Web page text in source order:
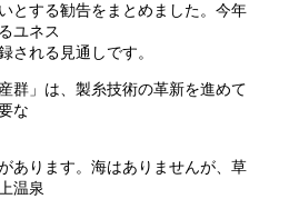
とする勧告をまとめました。今年
ユネス
される見通しです。
群」は、製糸技術の革新を進めて
な
あります。海はありませんが、草
温泉